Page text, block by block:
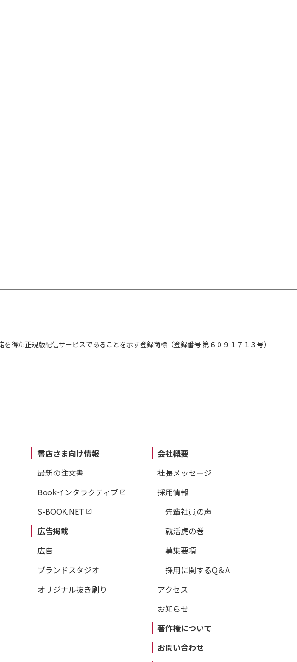
得た正規版配信サービスであることを示す登録商標（登録番号 第６０９１７１３号）
書店さま向け情報
最新の注文書
Bookインタラクティブ
S-BOOK.NET
広告掲載
広告
ブランドスタジオ
オリジナル抜き刷り
会社概要
社長メッセージ
採用情報
先輩社員の声
就活虎の巻
募集要項
採用に関するQ＆A
アクセス
お知らせ
著作権について
お問い合わせ